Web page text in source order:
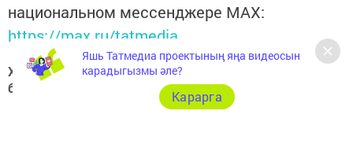
национальном мессенджере MАХ:
https://max.ru/tatmedia
Хәзер Арча һәм Арча районы яңалыкларын
безнең
Telegram-каналданда белә аласыз
Яшь Татмедиа проектының яңа видеосын
карадыгызмы әле?
Карарга